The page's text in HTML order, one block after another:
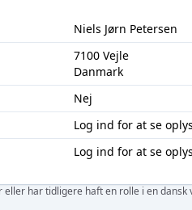
Niels Jørn Petersen
7100 Vejle
Danmark
Nej
Log ind for at se
Log ind for at se
eller har tidligere haft en rolle i en dansk